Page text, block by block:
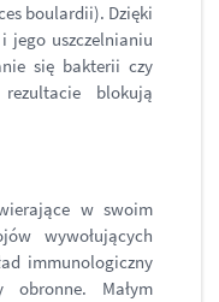
boulardii). Dzięki
jego uszczelnianiu
się bakterii czy
blokują
w swoim
wywołujących
immunologiczny
obronne. Małym